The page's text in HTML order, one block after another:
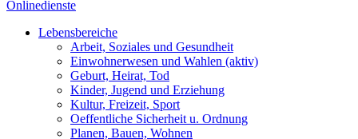
Onlinedienste
Lebensbereiche
Arbeit, Soziales und Gesundheit
Einwohnerwesen und Wahlen (aktiv)
Geburt, Heirat, Tod
Kinder, Jugend und Erziehung
Kultur, Freizeit, Sport
Oeffentliche Sicherheit u. Ordnung
Planen, Bauen, Wohnen